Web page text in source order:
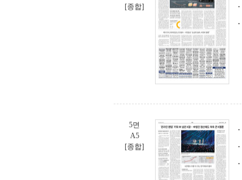
[종합]
5면
A5
[종합]